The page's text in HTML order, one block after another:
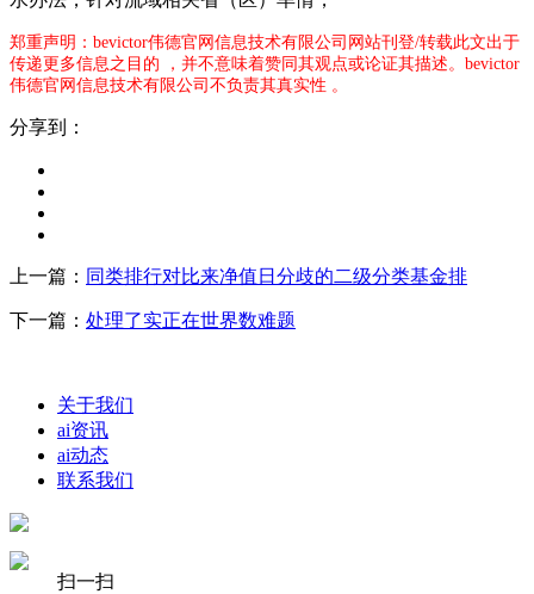
郑重声明：bevictor伟德官网信息技术有限公司网站刊登/转载此文出于
传递更多信息之目的 ，并不意味着赞同其观点或论证其描述。bevictor
伟德官网信息技术有限公司不负责其真实性 。
分享到：
上一篇： 同类排行对比来净值日分歧的二级分类基金排
下一篇： 处理了实正在世界数难题
关于我们
ai资讯
ai动态
联系我们
扫一扫